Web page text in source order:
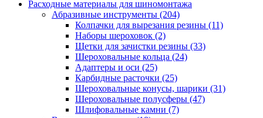
Расходные материалы для шиномонтажа
Абразивные инструменты (204)
Колпачки для вырезания резины (11)
Наборы шероховок (2)
Щетки для зачистки резины (33)
Шероховальные кольца (24)
Адаптеры и оси (25)
Карбидные расточки (25)
Шероховальные конусы, шарики (31)
Шероховальные полусферы (47)
Шлифовальные камни (7)